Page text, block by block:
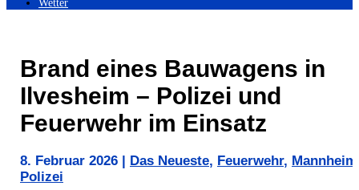
Wetter
Brand eines Bauwagens in
Ilvesheim – Polizei und
Feuerwehr im Einsatz
8. Februar 2026 Das Neueste, Feuerwehr, Mannheim
Polizei